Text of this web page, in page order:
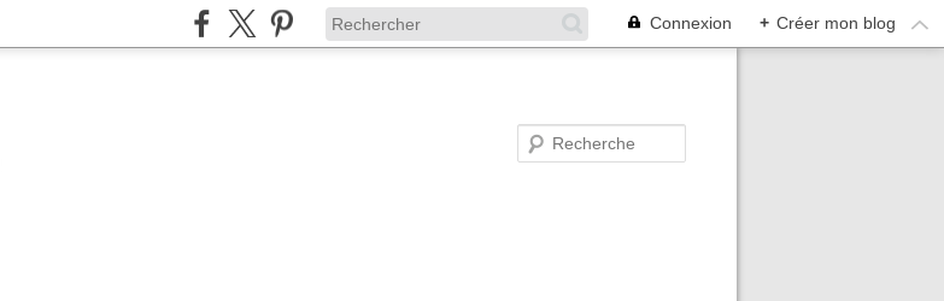
Connexion + Créer mon blog